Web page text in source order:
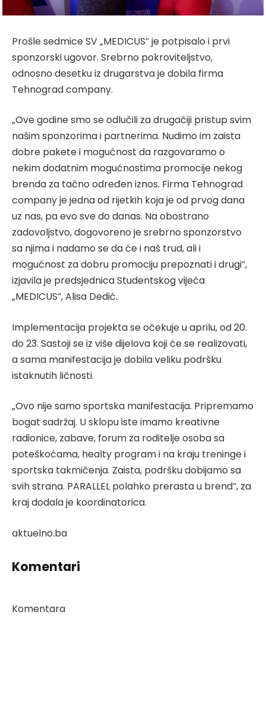
Prošle sedmice SV „MEDICUS“ je potpisalo i prvi
sponzorski ugovor. Srebrno pokroviteljstvo,
odnosno desetku iz drugarstva je dobila firma
Tehnograd company.
„Ove godine smo se odlučili za drugačiji pristup svim
našim sponzorima i partnerima. Nudimo im zaista
dobre pakete i mogućnost da razgovaramo o
nekim dodatnim mogućnostima promocije nekog
brenda za tačno određen iznos. Firma Tehnograd
company je jedna od rijetkih koja je od prvog dana
uz nas, pa evo sve do danas. Na obostrano
zadovoljstvo, dogovoreno je srebrno sponzorstvo
sa njima i nadamo se da će i naš trud, ali i
mogućnost za dobru promociju prepoznati i drugi“,
izjavila je predsjednica Studentskog vijeća
„MEDICUS“, Alisa Dedić.
Implementacija projekta se očekuje u aprilu, od 20.
do 23. Sastoji se iz više dijelova koji će se realizovati,
a sama manifestacija je dobila veliku podršku
istaknutih ličnosti.
„Ovo nije samo sportska manifestacija. Pripremamo
bogat sadržaj. U sklopu iste imamo kreativne
radionice, zabave, forum za roditelje osoba sa
poteškoćama, healty program i na kraju treninge i
sportska takmičenja. Zaista, podršku dobijamo sa
svih strana. PARALLEL polahko prerasta u brend“, za
kraj dodala je koordinatorica.
aktuelno.ba
Komentari
Komentara